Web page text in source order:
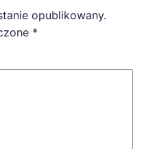
opublikowany.
*